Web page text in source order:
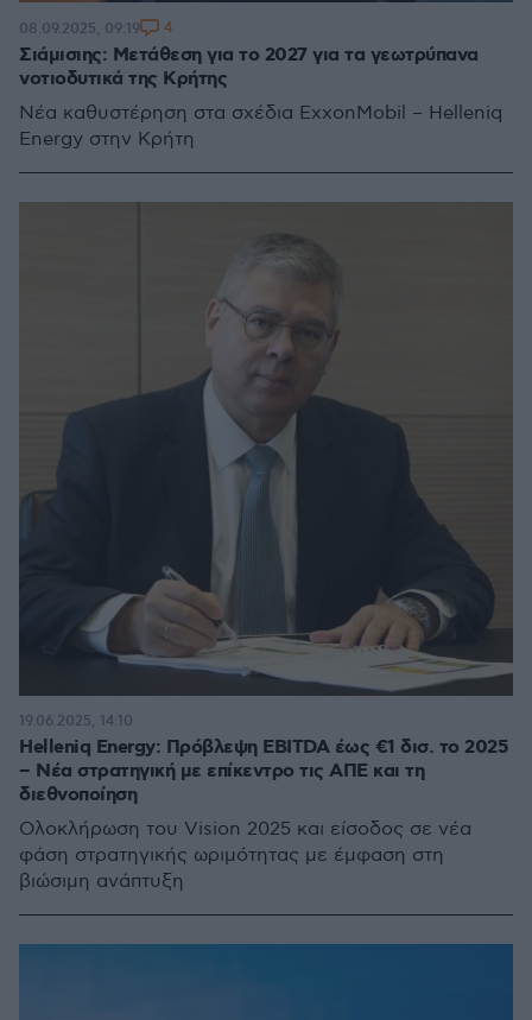
Σιάμισιης: Μετάθεση για το 2027 για τα γεωτρύπανα
νοτιοδυτικά της Κρήτης
Νέα καθυστέρηση στα σχέδια ExxonMobil – Helleniq
Energy στην Κρήτη
08.09.2025, 09:19 4
Helleniq Energy: Πρόβλεψη EBITDA έως €1 δισ. το 2025
– Νέα στρατηγική με επίκεντρο τις ΑΠΕ και τη
διεθνοποίηση
Ολοκλήρωση του Vision 2025 και είσοδος σε νέα
φάση στρατηγικής ωριμότητας με έμφαση στη
βιώσιμη ανάπτυξη
19.06.2025, 14:10